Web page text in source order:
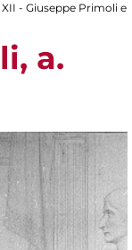
XII - Giuseppe Primoli e
a.